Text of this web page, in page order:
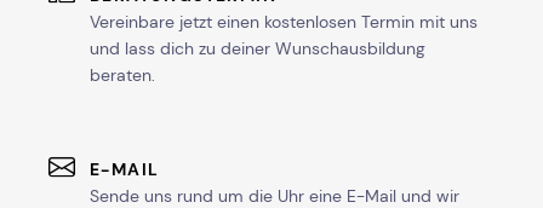
Vereinbare jetzt einen kostenlosen Termin mit uns
und lass dich zu deiner Wunschausbildung
beraten.
E-MAIL
Sende uns rund um die Uhr eine E-Mail und wir